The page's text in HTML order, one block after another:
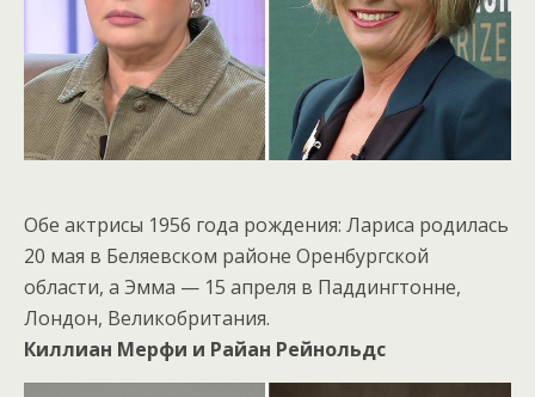
Обе актрисы 1956 года рождения: Лариса родилась
20 мая в Беляевском районе Оренбургской
области, а Эмма — 15 апреля в Паддингтонне,
Лондон, Великобритания.
Киллиан Мерфи и Райан Рейнольдс